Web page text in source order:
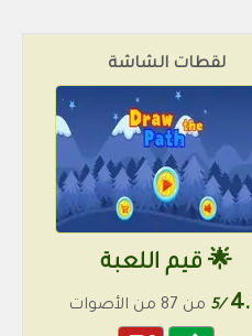
لقطات الشاشة
🌟 قيم اللعبة
/5 من 87 من الأصوات